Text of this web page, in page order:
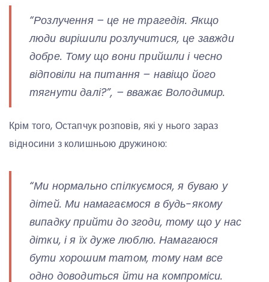
“Розлучення – це не трагедія. Якщо
люди вирішили розлучитися, це завжди
добре. Тому що вони прийшли і чесно
відповіли на питання – навіщо його
тягнути далі?”, – вважає Володимир.
Крім того, Остапчук розповів, які у нього зараз
відносини з колишньою дружиною:
“Ми нормально спілкуємося, я буваю у
дітей. Ми намагаємося в будь-якому
випадку прийти до згоди, тому що у нас
дітки, і я їх дуже люблю. Намагаюся
бути хорошим татом, тому нам все
одно доводиться йти на компроміси.